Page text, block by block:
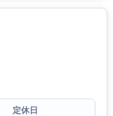
定休日